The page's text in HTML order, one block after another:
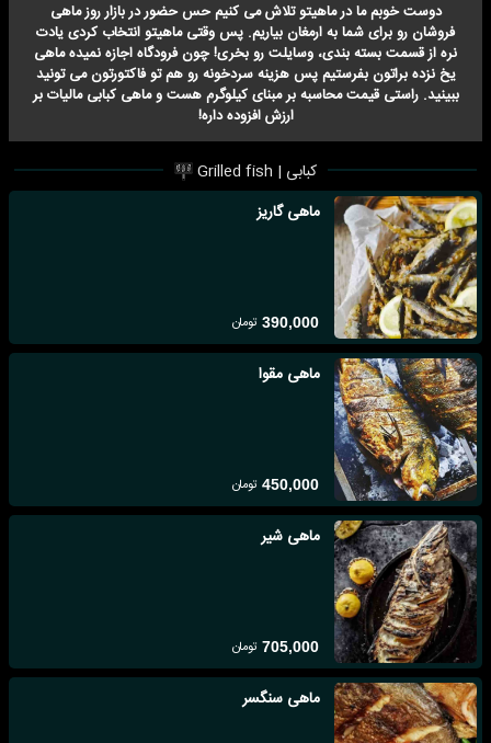
دوست خوبم ما در ماهیتو تلاش می کنیم حس حضور در بازار روز ماهی
فروشان رو برای شما به ارمغان بیاریم. پس وقتی ماهیتو انتخاب کردی یادت
نره از قسمت بسته بندی، وسایلت رو بخری! چون فرودگاه اجازه نمیده ماهی
یخ نزده براتون بفرستیم پس هزینه سردخونه رو هم تو فاکتورتون می تونید
ببینید. راستی قیمت محاسبه بر مبنای کیلوگرم هست و ماهی کبابی مالیات بر
ارزش افزوده داره!
کبابی | Grilled fish
ماهی گاریز
390,000 تومان
ماهی مقوا
450,000 تومان
ماهی شیر
705,000 تومان
ماهی سنگسر